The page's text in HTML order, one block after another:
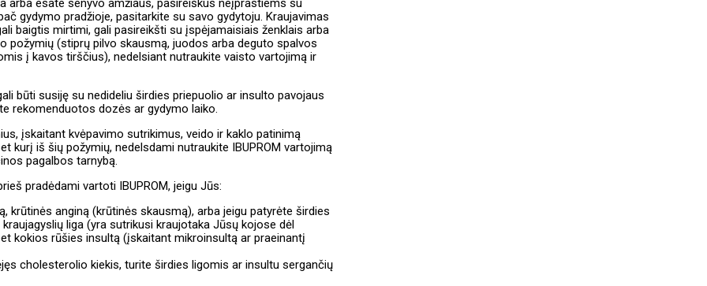
esate senyvo amžiaus, pasireiškus neįprastiems su
gydymo pradžioje, pasitarkite su savo gydytoju. Kraujavimas
baigtis mirtimi, gali pasireikšti su įspėjamaisiais ženklais arba
požymių (stiprų pilvo skausmą, juodos arba deguto spalvos
į kavos tirščius), nedelsiant nutraukite vaisto vartojimą ir
būti susiję su nedideliu širdies priepuolio ar insulto pavojaus
rekomenduotos dozės ar gydymo laiko.
įskaitant kvėpavimo sutrikimus, veido ir kaklo patinimą
kurį iš šių požymių, nedelsdami nutraukite IBUPROM vartojimą
pagalbos tarnybą.
pradėdami vartoti IBUPROM, jeigu Jūs:
krūtinės anginą (krūtinės skausmą), arba jeigu patyrėte širdies
liga (yra sutrikusi kraujotaka Jūsų kojose dėl
kokios rūšies insultą (įskaitant mikroinsultą ar praeinantį
cholesterolio kiekis, turite širdies ligomis ar insultu sergančių